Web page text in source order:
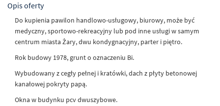
Opis oferty
Do kupienia pawilon handlowo-usługowy, biurowy, może być
medyczny, sportowo-rekreacyjny lub pod inne usługi w samym
centrum miasta Żary, dwu kondygnacyjny, parter i piętro.
Rok budowy 1978, grunt o oznaczeniu Bi.
Wybudowany z cegły pełnej i kratówki, dach z płyty betonowej
kanałowej pokryty papą.
Okna w budynku pcv dwuszybowe.